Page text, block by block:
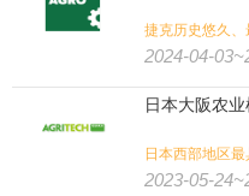
捷克历史悠久
2024-04-
日本大阪农
日本西部地区
2023-05-